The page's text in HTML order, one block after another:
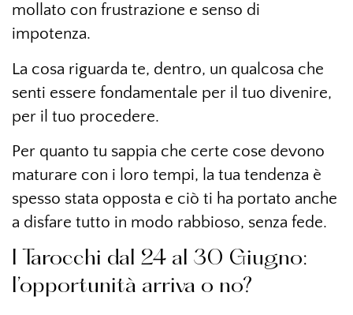
mollato con frustrazione e senso di
impotenza.
La cosa riguarda te, dentro, un qualcosa che
senti essere fondamentale per il tuo divenire,
per il tuo procedere.
Per quanto tu sappia che certe cose devono
maturare con i loro tempi, la tua tendenza è
spesso stata opposta e ciò ti ha portato anche
a disfare tutto in modo rabbioso, senza fede.
I Tarocchi dal 24 al 30 Giugno:
l’opportunità arriva o no?